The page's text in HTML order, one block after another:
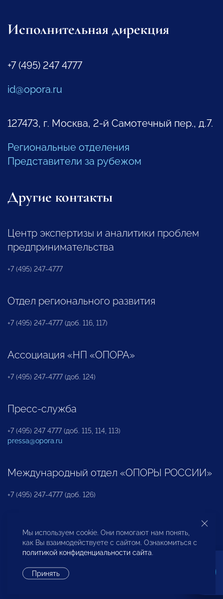
Исполнительная дирекция
+7 (495) 247 4777
id@opora.ru
127473, г. Москва, 2-й Самотечный пер., д.7.
Региональные отделения
Представители за рубежом
Другие контакты
Центр экспертизы и аналитики проблем
предпринимательства
+7 (495) 247-4777
Отдел регионального развития
+7 (495) 247-4777 (доб. 116, 117)
Ассоциация «НП «ОПОРА»
+7 (495) 247-4777 (доб. 124)
Пресс-служба
+7 (495) 247 4777 (доб. 115, 114, 113)
pressa@opora.ru
Международный отдел «ОПОРЫ РОССИИ»
+7 (495) 247-4777 (доб. 126)
Бюро по защите прав предпринимателей и
инвесторов
Мы используем cookie. Они помогают нам понять,
как Вы взаимодействуете с сайтом. Ознакомиться с
политикой конфиденциальности сайта.
Принять